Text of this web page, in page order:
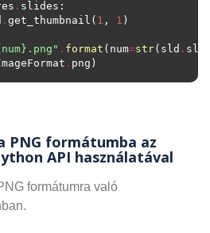
.
. get_thumbnail( 1 , 1
.png" . format (num=str(sld .
.
PNG formátumba az
API használatával
formátumra való